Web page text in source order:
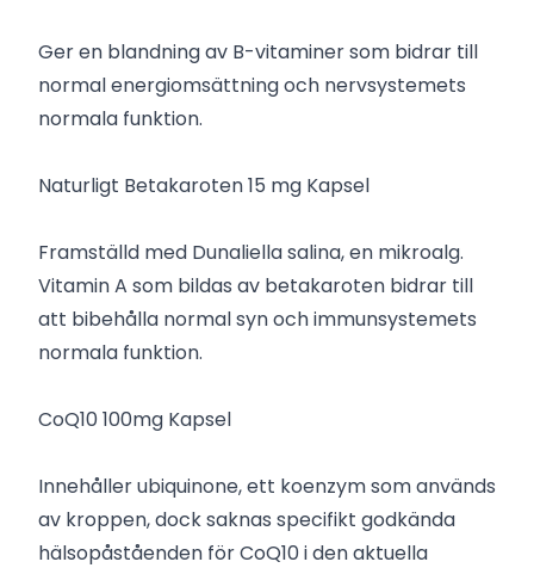
Ger en blandning av B-vitaminer som bidrar till
normal energiomsättning och nervsystemets
normala funktion.
Naturligt Betakaroten 15 mg Kapsel
Framställd med Dunaliella salina, en mikroalg.
Vitamin A som bildas av betakaroten bidrar till
att bibehålla normal syn och immunsystemets
normala funktion.
CoQ10 100mg Kapsel
Innehåller ubiquinone, ett koenzym som används
av kroppen, dock saknas specifikt godkända
hälsopåståenden för CoQ10 i den aktuella